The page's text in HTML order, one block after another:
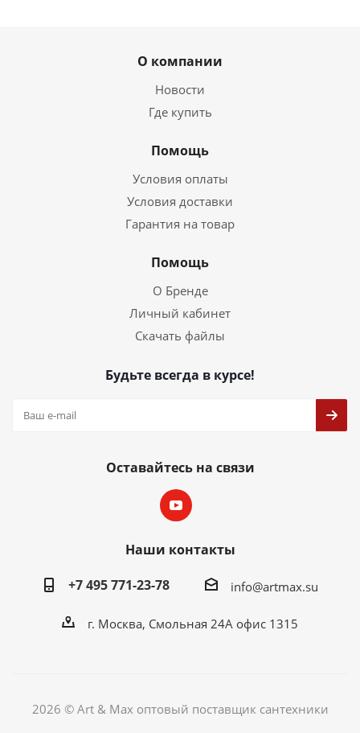
О компании
Новости
Где купить
Помощь
Условия оплаты
Условия доставки
Гарантия на товар
Помощь
О Бренде
Личный кабинет
Скачать файлы
Будьте всегда в курсе!
Оставайтесь на связи
Наши контакты
+7 495 771-23-78
info@artmax.su
г. Москва, Смольная 24А офис 1315
2026 © Art & Max оптовый поставщик сантехники